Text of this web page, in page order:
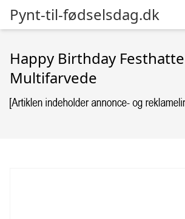
Pynt-til-fødselsdag.dk
Happy Birthday Festhatte
Multifarvede